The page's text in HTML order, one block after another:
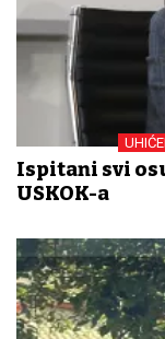
Ispitani svi
USKOK-a